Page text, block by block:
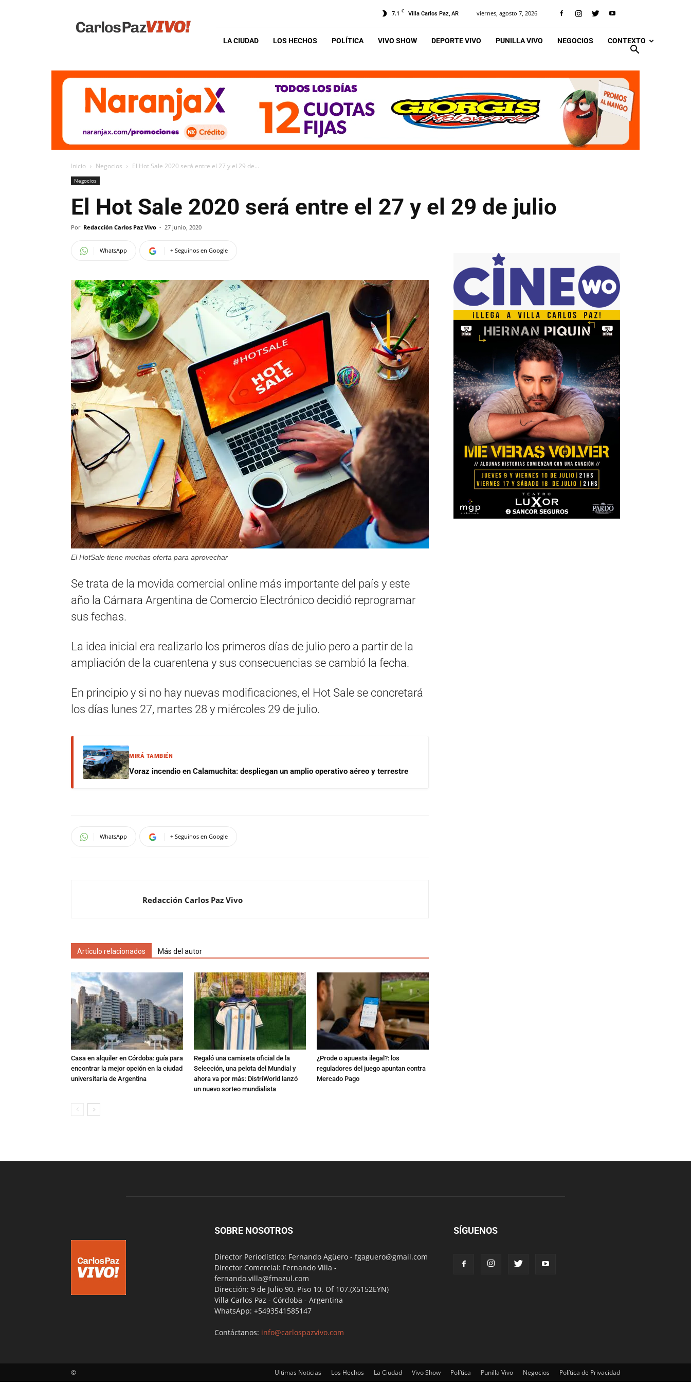
Vivo
7.1 C Villa Carlos Paz, AR viernes, agosto 7, 2026
LA CIUDAD LOS HECHOS POLÍTICA VIVO SHOW DEPORTE VIVO PUNILLA VIVO NEGOCIOS CONTEXTO
Inicio Negocios El Hot Sale 2020 será entre el 27 y el 29 de...
Negocios
El Hot Sale 2020 será entre el 27 y el 29 de julio
Por Redacción Carlos Paz Vivo - 27 junio, 2020
WhatsApp + Seguinos en Google
El HotSale tiene muchas oferta para aprovechar
Se trata de la movida comercial online más importante del país y este
año la Cámara Argentina de Comercio Electrónico decidió reprogramar
sus fechas.
La idea inicial era realizarlo los primeros días de julio pero a partir de la
ampliación de la cuarentena y sus consecuencias se cambió la fecha.
En principio y si no hay nuevas modificaciones, el Hot Sale se concretará
los días lunes 27, martes 28 y miércoles 29 de julio.
MIRÁ TAMBIÉN
Voraz incendio en Calamuchita: despliegan un amplio operativo aéreo y terrestre
WhatsApp + Seguinos en Google
Redacción Carlos Paz Vivo
Artículo relacionados Más del autor
Casa en alquiler en Córdoba: guía para
encontrar la mejor opción en la ciudad
universitaria de Argentina
Regaló una camiseta oficial de la
Selección, una pelota del Mundial y
ahora va por más: DistriWorld lanzó
un nuevo sorteo mundialista
¿Prode o apuesta ilegal?: los
reguladores del juego apuntan contra
Mercado Pago
SOBRE NOSOTROS
Director Periodístico: Fernando Agüero - fgaguero@gmail.com
Director Comercial: Fernando Villa -
fernando.villa@fmazul.com
Dirección: 9 de Julio 90. Piso 10. Of 107.(X5152EYN)
Villa Carlos Paz - Córdoba - Argentina
WhatsApp: +5493541585147
Contáctanos: info@carlospazvivo.com
SÍGUENOS
Ultimas Noticias Los Hechos La Ciudad Vivo Show Política Punilla Vivo Negocios Política de Privacidad
©